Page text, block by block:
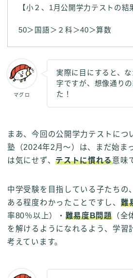
【小２、1月公開学力テストの結
50＞国語＞２科＞40＞算数
マグロ
実際に目にすると、
字ですが、想像通り
た！
まあ、今回の公開学力テストにつ
塾（2024年2月～）は、まだ始ま
は気にせず、テストに慣れる意味
中学受験を目指している子たちの
ある程度わかったことですし、 難
率80％以上）・ 難易度B問題（全
を解けるようになれるよう、学習
考えています。